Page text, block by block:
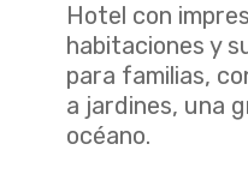
Hotel con
habitaciones y
para familias,
a jardines, una
océano.